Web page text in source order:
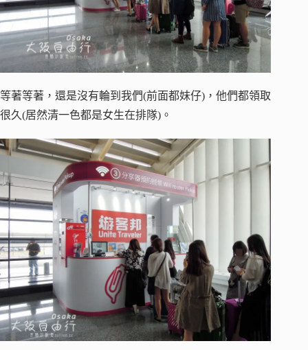
等著等著，還是沒有輪到我們(前面都妹仔)，他們都領取
很久(居然清一色都是女生在排隊)。